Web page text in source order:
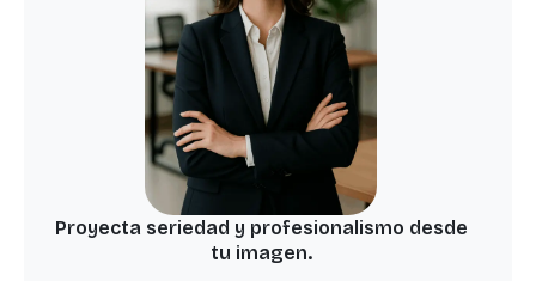
Proyecta seriedad y profesionalismo desde
tu imagen.